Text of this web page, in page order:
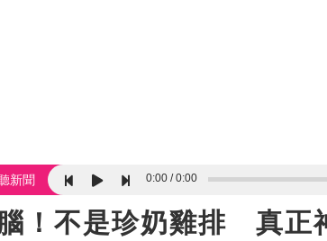
新聞 0:00 0:00
！不是珍奶雞排 真正